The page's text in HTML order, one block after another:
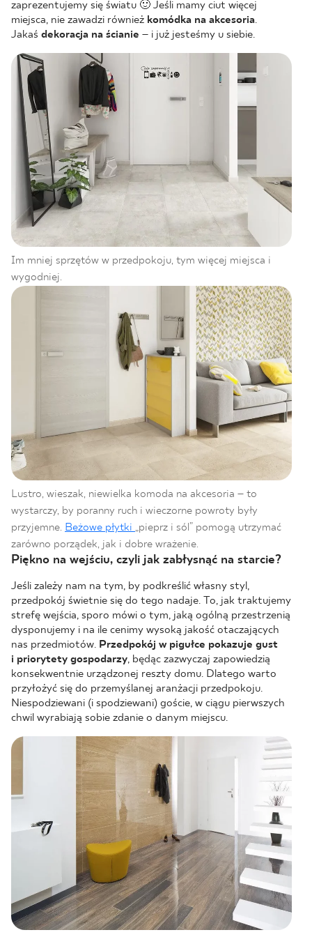
zaprezentujemy się światu 🙂 Jeśli mamy ciut więcej
miejsca, nie zawadzi również komódka na akcesoria.
Jakaś dekoracja na ścianie – i już jesteśmy u siebie.
Im mniej sprzętów w przedpokoju, tym więcej miejsca i
wygodniej.
Lustro, wieszak, niewielka komoda na akcesoria – to
wystarczy, by poranny ruch i wieczorne powroty były
przyjemne. Beżowe płytki „pieprz i sól” pomogą utrzymać
zarówno porządek, jak i dobre wrażenie.
Piękno na wejściu, czyli jak zabłysnąć na starcie?
Jeśli zależy nam na tym, by podkreślić własny styl,
przedpokój świetnie się do tego nadaje. To, jak traktujemy
strefę wejścia, sporo mówi o tym, jaką ogólną przestrzenią
dysponujemy i na ile cenimy wysoką jakość otaczających
nas przedmiotów. Przedpokój w pigułce pokazuje gust
i priorytety gospodarzy, będąc zazwyczaj zapowiedzią
konsekwentnie urządzonej reszty domu. Dlatego warto
przyłożyć się do przemyślanej aranżacji przedpokoju.
Niespodziewani (i spodziewani) goście, w ciągu pierwszych
chwil wyrabiają sobie zdanie o danym miejscu.